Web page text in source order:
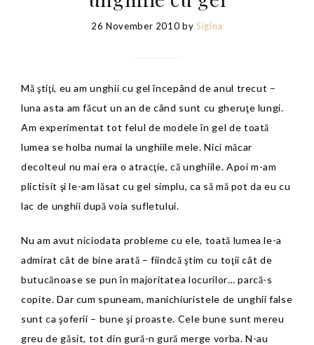
26 November 2010 bySigina
Mă ştiţi, eu am unghii cu gel începând de anul trecut –
luna asta am făcut un an de când sunt cu gheruţe lungi.
Am experimentat tot felul de modele în gel de toată
lumea se holba numai la unghiile mele. Nici măcar
decolteul nu mai era o atracţie, că unghiile. Apoi m-am
plictisit şi le-am lăsat cu gel simplu, ca să mă pot da eu cu
lac de unghii după voia sufletului.
Nu am avut niciodata probleme cu ele, toată lumea le-a
admirat cât de bine arată – fiindcă ştim cu toţii cât de
butucănoase se pun în majoritatea locurilor… parcă-s
copite. Dar cum spuneam, manichiuristele de unghii false
sunt ca şoferii – bune şi proaste. Cele bune sunt mereu
greu de găsit, tot din gură-n gură merge vorba. N-au